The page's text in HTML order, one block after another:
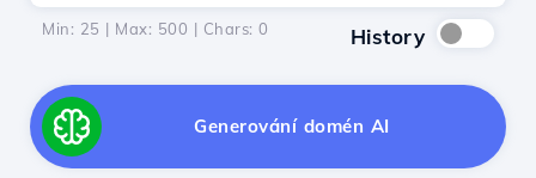
Min: 25 | Max: 500 | Chars: 0 History
Generování domén AI